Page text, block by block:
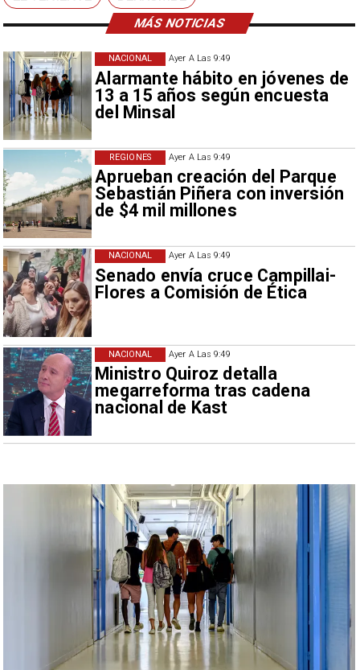
MÁS NOTICIAS
Ayer A Las 9:49
Alarmante hábito en jóvenes de
13 a 15 años según encuesta
del Minsal
NACIONAL
Ayer A Las 9:49
Aprueban creación del Parque
Sebastián Piñera con inversión
de $4 mil millones
REGIONES
Ayer A Las 9:49
Senado envía cruce Campillai-
Flores a Comisión de Ética
NACIONAL
Ayer A Las 9:49
Ministro Quiroz detalla
megarreforma tras cadena
nacional de Kast
NACIONAL